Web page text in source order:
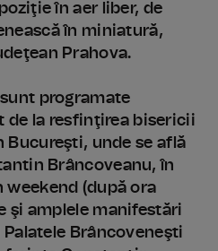
în aer liber, de
în miniatură,
Prahova.
programate
de la resfinţirea bisericii
Bucureşti, unde se află
Brâncoveanu, în
weekend (după ora
şi amplele manifestări
Brâncoveneşti